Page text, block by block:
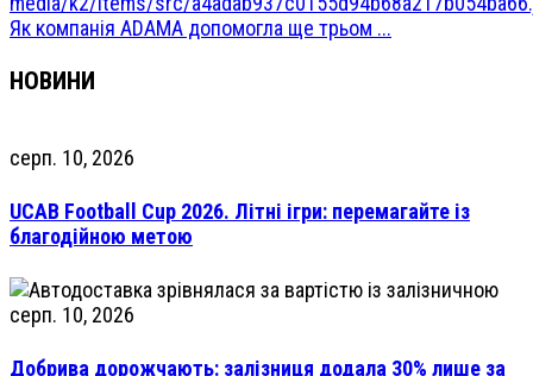
Як компанія ADAMA допомогла ще трьом ...
НОВИНИ
серп. 10, 2026
UCAB Football Cup 2026. Літні ігри: перемагайте із
благодійною метою
серп. 10, 2026
Добрива дорожчають: залізниця додала 30% лише за